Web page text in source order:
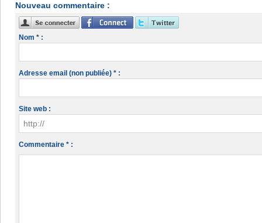
Nouveau commentaire :
Nom * :
Adresse email (non publiée) * :
Site web :
Commentaire * :